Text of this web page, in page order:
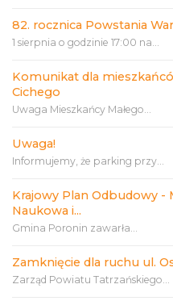
82. rocznica Powstania
1 sierpnia o godzinie 17:00 na...
Komunikat dla
Cichego
Uwaga Mieszkańcy Małego...
Uwaga!
Informujemy, że parking przy...
Krajowy Plan Odbudowy -
Naukowa i...
Gmina Poronin zawarła...
Zamknięcie dla ruchu ul.
Zarząd Powiatu Tatrzańskiego...